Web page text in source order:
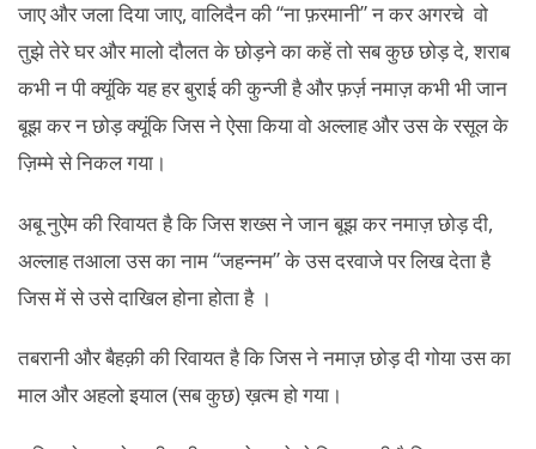
जाए और जला दिया जाए, वालिदैन की “ना फ़रमानी” न कर अगरचे वो
तुझे तेरे घर और मालो दौलत के छोड़ने का कहें तो सब कुछ छोड़ दे, शराब
कभी न पी क्यूंकि यह हर बुराई की कुन्जी है और फ़र्ज़ नमाज़ कभी भी जान
बूझ कर न छोड़ क्यूंकि जिस ने ऐसा किया वो अल्लाह और उस के रसूल के
ज़िम्मे से निकल गया।
अबू नुऐम की रिवायत है कि जिस शख्स ने जान बूझ कर नमाज़ छोड़ दी,
अल्लाह तआला उस का नाम “जहन्नम” के उस दरवाजे पर लिख देता है
जिस में से उसे दाखिल होना होता है ।
तबरानी और बैहक़ी की रिवायत है कि जिस ने नमाज़ छोड़ दी गोया उस का
माल और अहलो इयाल (सब कुछ) ख़त्म हो गया।